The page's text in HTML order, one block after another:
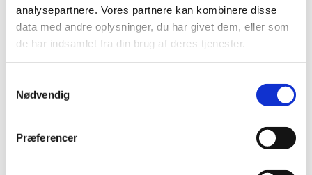
analysepartnere. Vores partnere kan kombinere disse
data med andre oplysninger, du har givet dem, eller som
de har indsamlet fra din brug af deres tjenester.
Nødvendig
Præferencer
Vi leger sangene og musikken ind i kroppen ved hjælp
af fagter, rytmik, dans og leg. Der er plads til fejl og
synges alt fra klassisk, pop, sanglege, kanons, salmer
og alt det, der giver mening for børnene. Derudover
familiegudstjenester.